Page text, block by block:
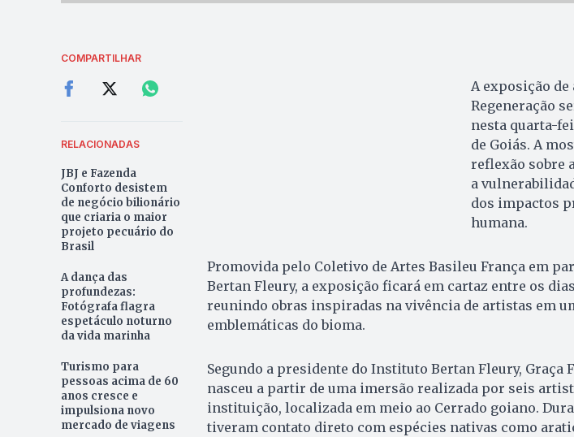
COMPARTILHAR
RELACIONADAS
JBJ e Fazenda
Conforto desistem
de negócio bilionário
que criaria o maior
projeto pecuário do
Brasil
A dança das
profundezas:
Fotógrafa flagra
espetáculo noturno
da vida marinha
Turismo para
pessoas acima de 60
anos cresce e
impulsiona novo
mercado de viagens
A exposição de
Regeneração
nesta quarta-
de Goiás. A
reflexão sobre
a
dos impactos
humana.
Promovida pelo Coletivo de Artes Basileu França em
Bertan Fleury, a exposição ficará em cartaz entre os dias
reunindo obras inspiradas na vivência de artistas em
emblemáticas do bioma.
Segundo a presidente do Instituto Bertan Fleury, Graça
nasceu a partir de uma imersão realizada por seis
instituição, localizada em meio ao Cerrado goiano.
tiveram contato direto com espécies nativas como